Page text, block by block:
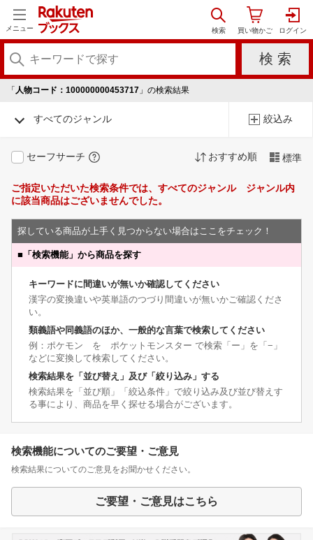
メニュー
「 人物コード：100000000453717 」の検索結果
すべてのジャンル 絞込み
セーフサーチ おすすめ順 標準
ご指定いただいた検索条件では、すべてのジャンル ジャンル内
に該当商品はございませんでした。
探している商品が上手く見つからない場合はここをチェック！
■ 「検索機能」から商品を探す
キーワードに間違いが無いか確認してください
漢字の変換違いや英単語のつづり間違いが無いかご確認くださ
い。
類義語や同義語のほか、一般的な言葉で検索してください
例：ポケモン を ポケットモンスター で検索「ー」を「−」
などに変換して検索してください。
検索結果を「並び替え」及び「絞り込み」する
検索結果を「並び順」「絞込条件」で絞り込み及び並び替えす
る事により、商品を早く探せる場合がございます。
検索機能についてのご要望・ご意見
検索結果についてのご意見をお聞かせください。
ご要望・ご意見はこちら